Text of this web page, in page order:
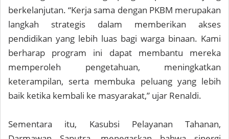
berkelanjutan. “Kerja sama dengan PKBM merupakan
langkah strategis dalam memberikan akses
pendidikan yang lebih luas bagi warga binaan. Kami
berharap program ini dapat membantu mereka
memperoleh pengetahuan, meningkatkan
keterampilan, serta membuka peluang yang lebih
baik ketika kembali ke masyarakat,” ujar Renaldi.
Sementara itu, Kasubsi Pelayanan Tahanan,